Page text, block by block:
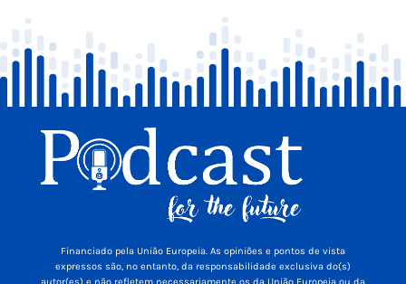
Financiado pela União Europeia. As opiniões e pontos de vista
expressos são, no entanto, da responsabilidade exclusiva do(s)